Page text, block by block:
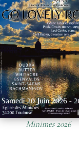
Minimes 2026